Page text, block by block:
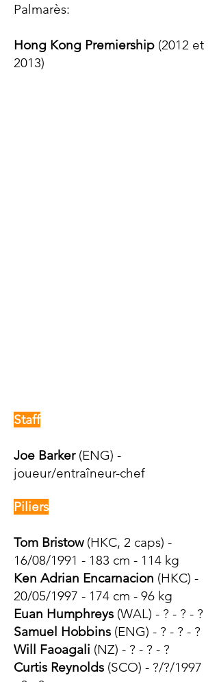
Palmarès:​
Hong Kong Premiership (2012 et
2013)
Staff
Joe Barker(ENG) -
joueur/entraîneur-chef
Piliers
Tom Bristow(HKC, 2 caps) -
16/08/1991 - 183 cm - 114 kg
Ken Adrian Encarnacion (HKC) -
20/05/1997 - 174 cm - 96 kg
Euan Humphreys (WAL) - ? - ? - ?
Samuel Hobbins (ENG) - ? - ? - ?
Will Faoagali (NZ) - ? - ? - ?
Curtis Reynolds (SCO) - ?/?/1997